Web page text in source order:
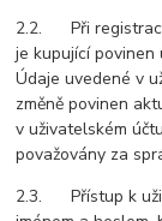
2.2. Při registraci
je kupující povinen
Údaje uvedené v
změně povinen
v uživatelském
považovány za
2.3. Přístup k